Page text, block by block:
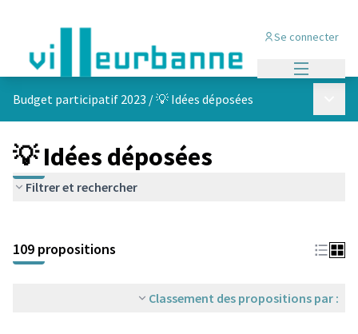
Se connecter
Budget participatif 2023 /💡 Idées déposées
💡 Idées déposées
Filtrer et rechercher
+
−
109 propositions
Classement des propositions par :